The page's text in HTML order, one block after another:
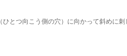
とつ向こう側の穴）に向かって斜めに刺